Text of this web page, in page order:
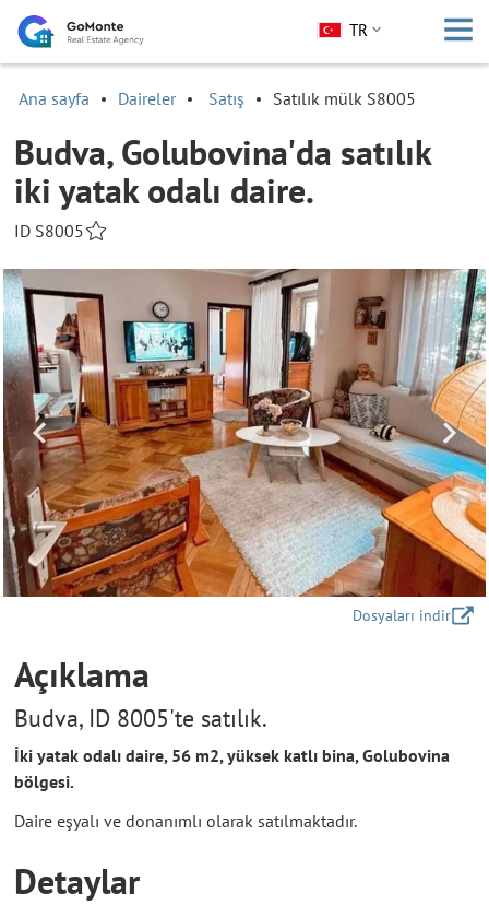
TR
Ana sayfa Daireler Satış Satılık mülk S8005
Budva, Golubovina'da satılık
iki yatak odalı daire.
ID S8005
Dosyaları indir
Açıklama
Budva, ID 8005'te satılık.
İki yatak odalı daire, 56 m2, yüksek katlı bina, Golubovina
bölgesi.
Daire eşyalı ve donanımlı olarak satılmaktadır.
Detaylar